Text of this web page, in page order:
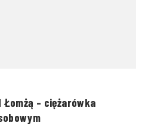
– ciężarówka